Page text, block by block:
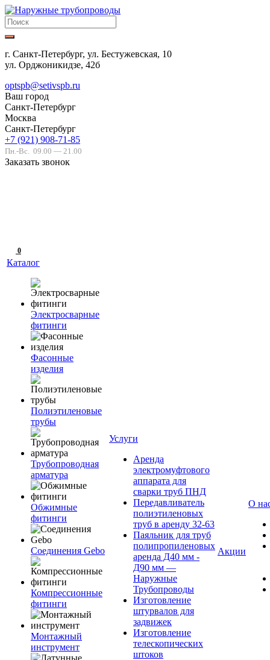
г. Санкт-Петербург, ул. Бестужевская, 10
ул. Орджоникидзе, 42б
optspb@setivspb.ru
Ваш город
Санкт-Петербург
Москва
Санкт-Петербург
+7 (921) 908-71-85
Пн.-Вс. 09.00 — 21.00
Заказать звонок
0
Каталог
Электросварные
фитинги
Фасонные
изделия
Полиэтиленовые
трубы
Трубопроводная
арматура
Обжимные
фитинги
Соединения Gebo
Компрессионные
фитинги
Монтажный
инструмент
Услуги
Аренда
электромуфтового
аппарата для
сварки труб ПНД
Передавливатель
полиэтиленовых
труб в аренду 32-63
Паяльник для труб
полипропиленовых
аренда Д40 мм -
Д90 мм —
Наружные
Трубопроводы
Изготовление
штурвалов для
задвижек
Изготовление
телескопических
штоков
Акции
О